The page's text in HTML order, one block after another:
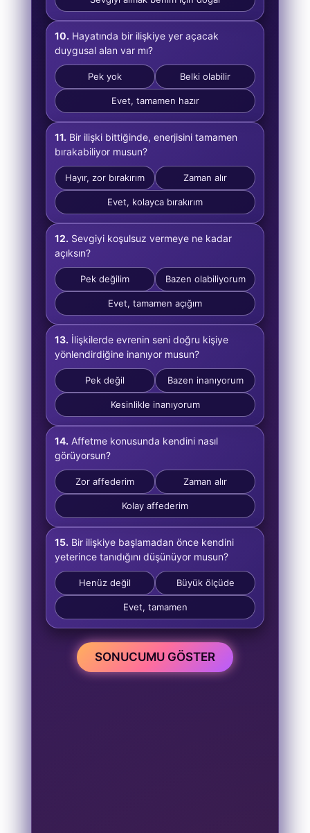
10. Hayatında bir ilişkiye yer açacak
duygusal alan var mı?
Pek yok Belki olabilir
Evet, tamamen hazır
11. Bir ilişki bittiğinde, enerjisini tamamen
bırakabiliyor musun?
Hayır, zor bırakırım Zaman alır
Evet, kolayca bırakırım
12. Sevgiyi koşulsuz vermeye ne kadar
açıksın?
Pek değilim Bazen olabiliyorum
Evet, tamamen açığım
13. İlişkilerde evrenin seni doğru kişiye
yönlendirdiğine inanıyor musun?
Pek değil Bazen inanıyorum
Kesinlikle inanıyorum
14. Affetme konusunda kendini nasıl
görüyorsun?
Zor affederim Zaman alır
Kolay affederim
15. Bir ilişkiye başlamadan önce kendini
yeterince tanıdığını düşünüyor musun?
Henüz değil Büyük ölçüde
Evet, tamamen
SONUCUMU GÖSTER